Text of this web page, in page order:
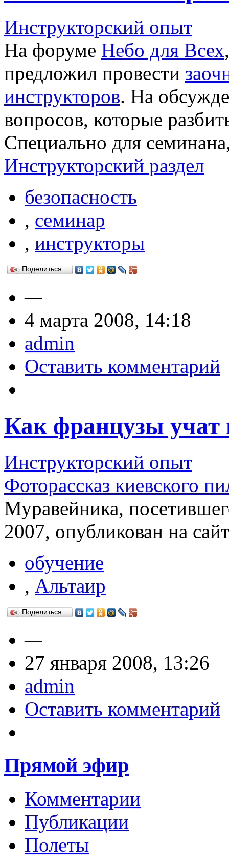
Инструкторский опыт
На форуме Небо для Всех
предложил провести
инструкторов. На
вопросов, которые
Специально для
Инструкторский раздел
безопасность
, семинар
, инструкторы
Поделиться…
—
4 марта 2008, 14:18
admin
Оставить комментарий
Как французы учат
Инструкторский опыт
Фоторассказ киевского
Муравейника,
2007, опубликован на
обучение
, Альтаир
Поделиться…
—
27 января 2008, 13:26
admin
Оставить комментарий
Прямой эфир
Комментарии
Публикации
Полеты